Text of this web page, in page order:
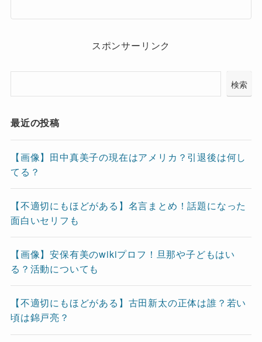
スポンサーリンク
検索
最近の投稿
【画像】田中真美子の現在はアメリカ？引退後は何し
てる？
【不適切にもほどがある】名言まとめ！話題になった
面白いセリフも
【画像】安保有美のwikiプロフ！旦那や子どもはい
る？活動についても
【不適切にもほどがある】古田新太の正体は誰？若い
頃は錦戸亮？